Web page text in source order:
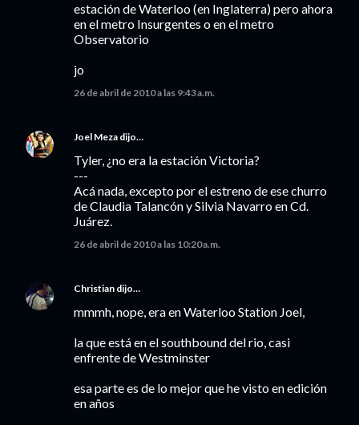
estación de Waterloo (en Inglaterra) pero ahora
en el metro Insurgentes o en el metro
Observatorio
jo
26 de abril de 2010 a las 9:43 a.m.
Joel Meza dijo…
Tyler, ¿no era la estación Victoria?
---
Acá nada, excepto por el estreno de ese churro
de Claudia Talancón y Silvia Navarro en Cd.
Juárez.
26 de abril de 2010 a las 10:20 a.m.
Christian dijo…
mmmh, nope, era en Waterloo Station Joel,
la que está en el southbound del rio, casi
enfrente de Westminster
esa parte es de lo mejor que he visto en edición
en años